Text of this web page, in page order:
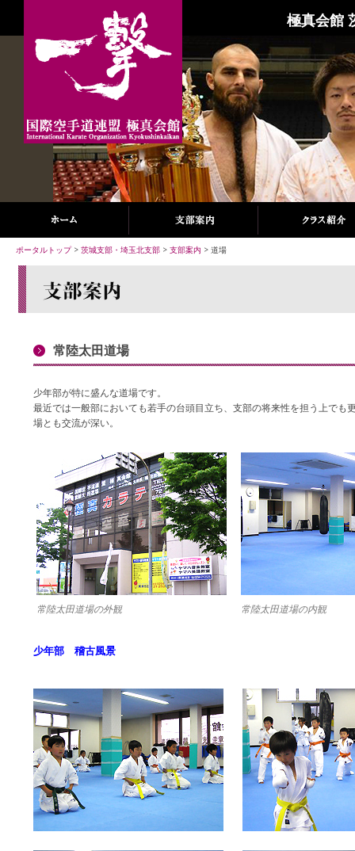
極真会館
ポータルトップ> 茨城支部・埼玉北支部 > 支部案内 > 道場
常陸太田道場
少年部が特に盛んな道場です。
最近では一般部においても若手の台頭目立ち、支部の将来性を担う上でも
場とも交流が深い。
常陸太田道場の外観 常陸太田道場の内観
少年部 稽古風景